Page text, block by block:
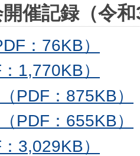
催記録（令
：76KB）
1,770KB）
PDF：875KB）
PDF：655KB）
3,029KB）